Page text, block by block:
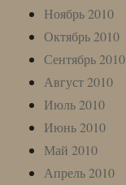
Ноябрь 2010
Октябрь 2010
Сентябрь 2010
Август 2010
Июль 2010
Июнь 2010
Май 2010
Апрель 2010